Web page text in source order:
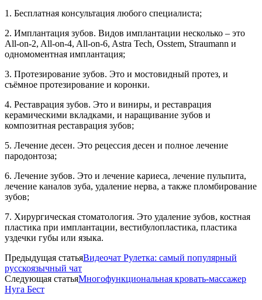
1. Бесплатная консультация любого специалиста;
2. Имплантация зубов. Видов имплантации несколько – это
All-on-2, All-on-4, All-on-6, Astra Tech, Osstem, Straumann и
одномоментная имплантация;
3. Протезирование зубов. Это и мостовидный протез, и
съёмное протезирование и коронки.
4. Реставрация зубов. Это и виниры, и реставрация
керамическими вкладками, и наращивание зубов и
композитная реставрация зубов;
5. Лечение десен. Это рецессия десен и полное лечение
пародонтоза;
6. Лечение зубов. Это и лечение кариеса, лечение пульпита,
лечение каналов зуба, удаление нерва, а также пломбирование
зубов;
7. Хирургическая стоматология. Это удаление зубов, костная
пластика при имплантации, вестибулопластика, пластика
уздечки губы или языка.
Предыдущая статьяВидеочат Рулетка: самый популярный
русскоязычный чат
Следующая статьяМногофункциональная кровать-массажер
Нуга Бест